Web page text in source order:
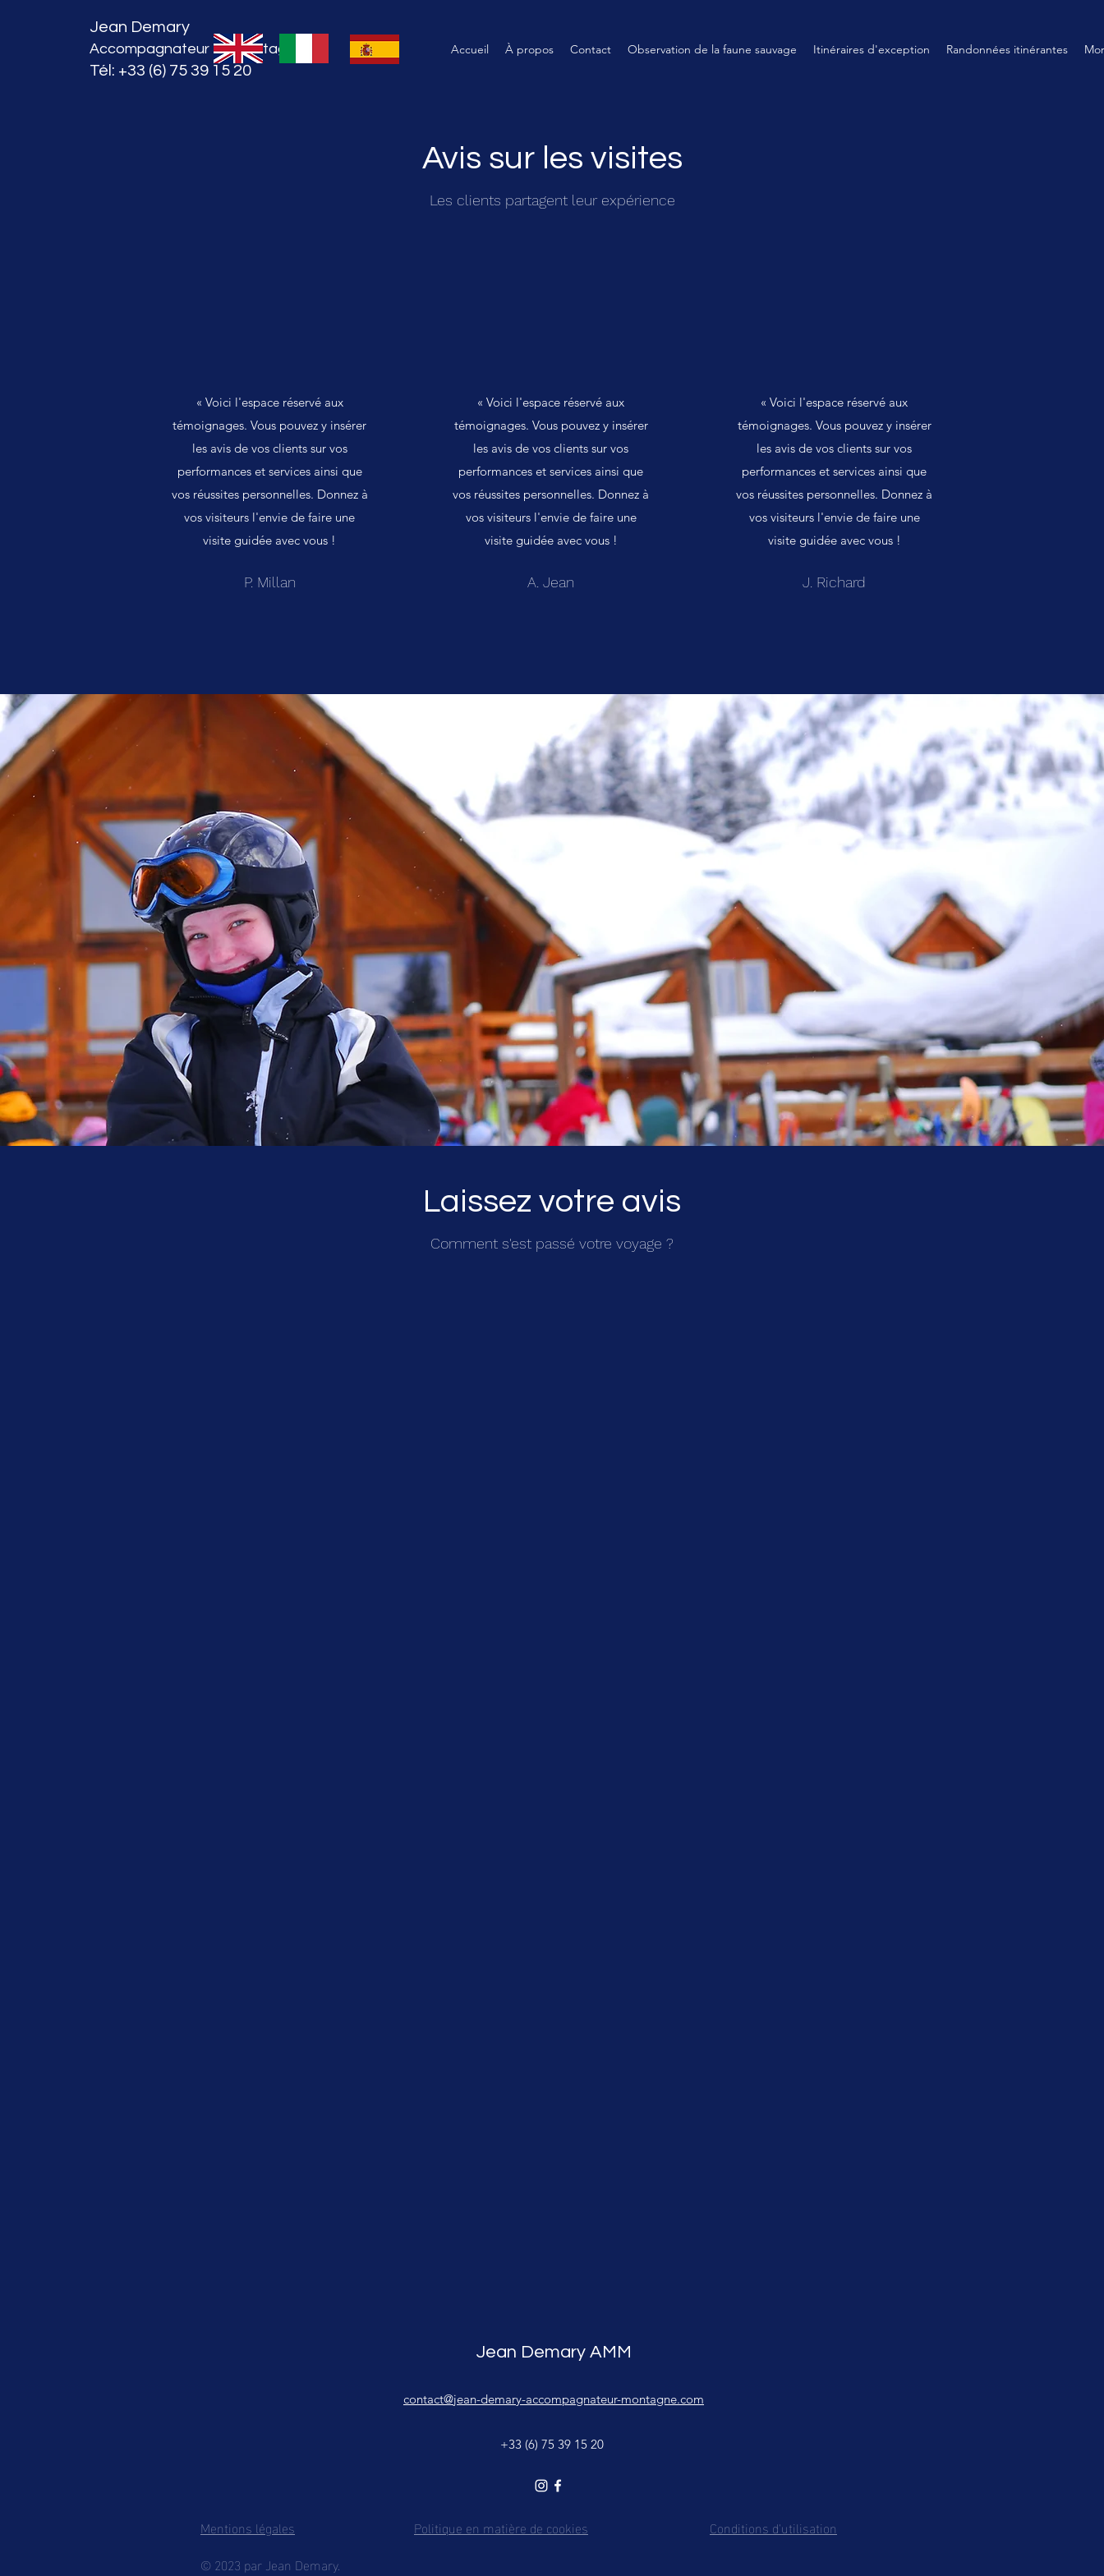
Jean Demary
Accompagnateur en Montagne
Tél: +33 (6) 75 39 15 20
Accueil À propos Contact Observation de la faune sauvage Itinéraires d'exception Randonnées itinérantes
Avis sur les visites
Les clients partagent leur expérience
« Voici l'espace réservé aux
témoignages. Vous pouvez y insérer
les avis de vos clients sur vos
performances et services ainsi que
vos réussites personnelles. Donnez à
vos visiteurs l'envie de faire une
visite guidée avec vous !
P. Millan
« Voici l'espace réservé aux
témoignages. Vous pouvez y insérer
les avis de vos clients sur vos
performances et services ainsi que
vos réussites personnelles. Donnez à
vos visiteurs l'envie de faire une
visite guidée avec vous !
A. Jean
« Voici l'espace réservé aux
témoignages. Vous pouvez y insérer
les avis de vos clients sur vos
performances et services ainsi que
vos réussites personnelles. Donnez à
vos visiteurs l'envie de faire une
visite guidée avec vous !
J. Richard
Laissez votre avis
Comment s'est passé votre voyage ?
Jean Demary AMM
contact@jean-demary-accompagnateur-montagne.com
+33 (6) 75 39 15 20
Mentions légales Politique en matière de cookies
Conditions d'utilisation
© 2023 par Jean Demary.